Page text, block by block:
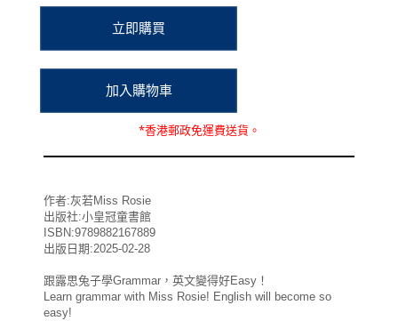
*香港郵政免運費送貨。
作者:灰若Miss Rosie
出版社:小皇冠童書館
ISBN:9789882167889
出版日期:2025-02-28
跟露思兔子學Grammar，英文變得好Easy！
Learn grammar with Miss Rosie! English will become so
easy!